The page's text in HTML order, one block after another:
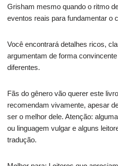
Grisham mesmo quando o ritmo
eventos reais para fundamentar o
Você encontrará detalhes ricos,
argumentam de forma
diferentes.
Fãs do gênero vão querer este
recomendam vivamente, apesar
ser o melhor dele. Atenção:
ou linguagem vulgar e alguns
tradução.